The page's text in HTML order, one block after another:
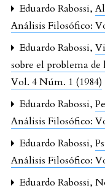
Eduardo Rabossi,
Análisis Filosófico:
Eduardo Rabossi,
sobre el problema
Vol. 4 Núm. 1 (1984)
Eduardo Rabossi,
Análisis Filosófico:
Eduardo Rabossi,
Análisis Filosófico:
Eduardo Rabossi,